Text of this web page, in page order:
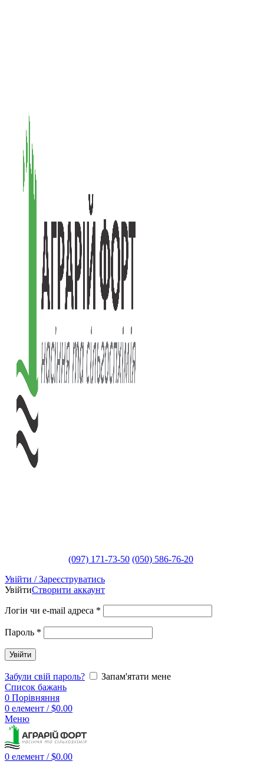
(097) 171-73-50 (050) 586-76-20
Увійти / Зареєструватись
УвійтиСтворити аккаунт
Логін чи e-mail адреса *
Пароль *
Увійти
Забули свій пароль?
Запам'ятати мене
Список бажань
0 Порівняння
0 елемент / $0.00
Меню
0 елемент / $0.00